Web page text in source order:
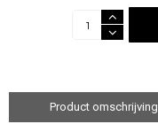
Product omschrijving